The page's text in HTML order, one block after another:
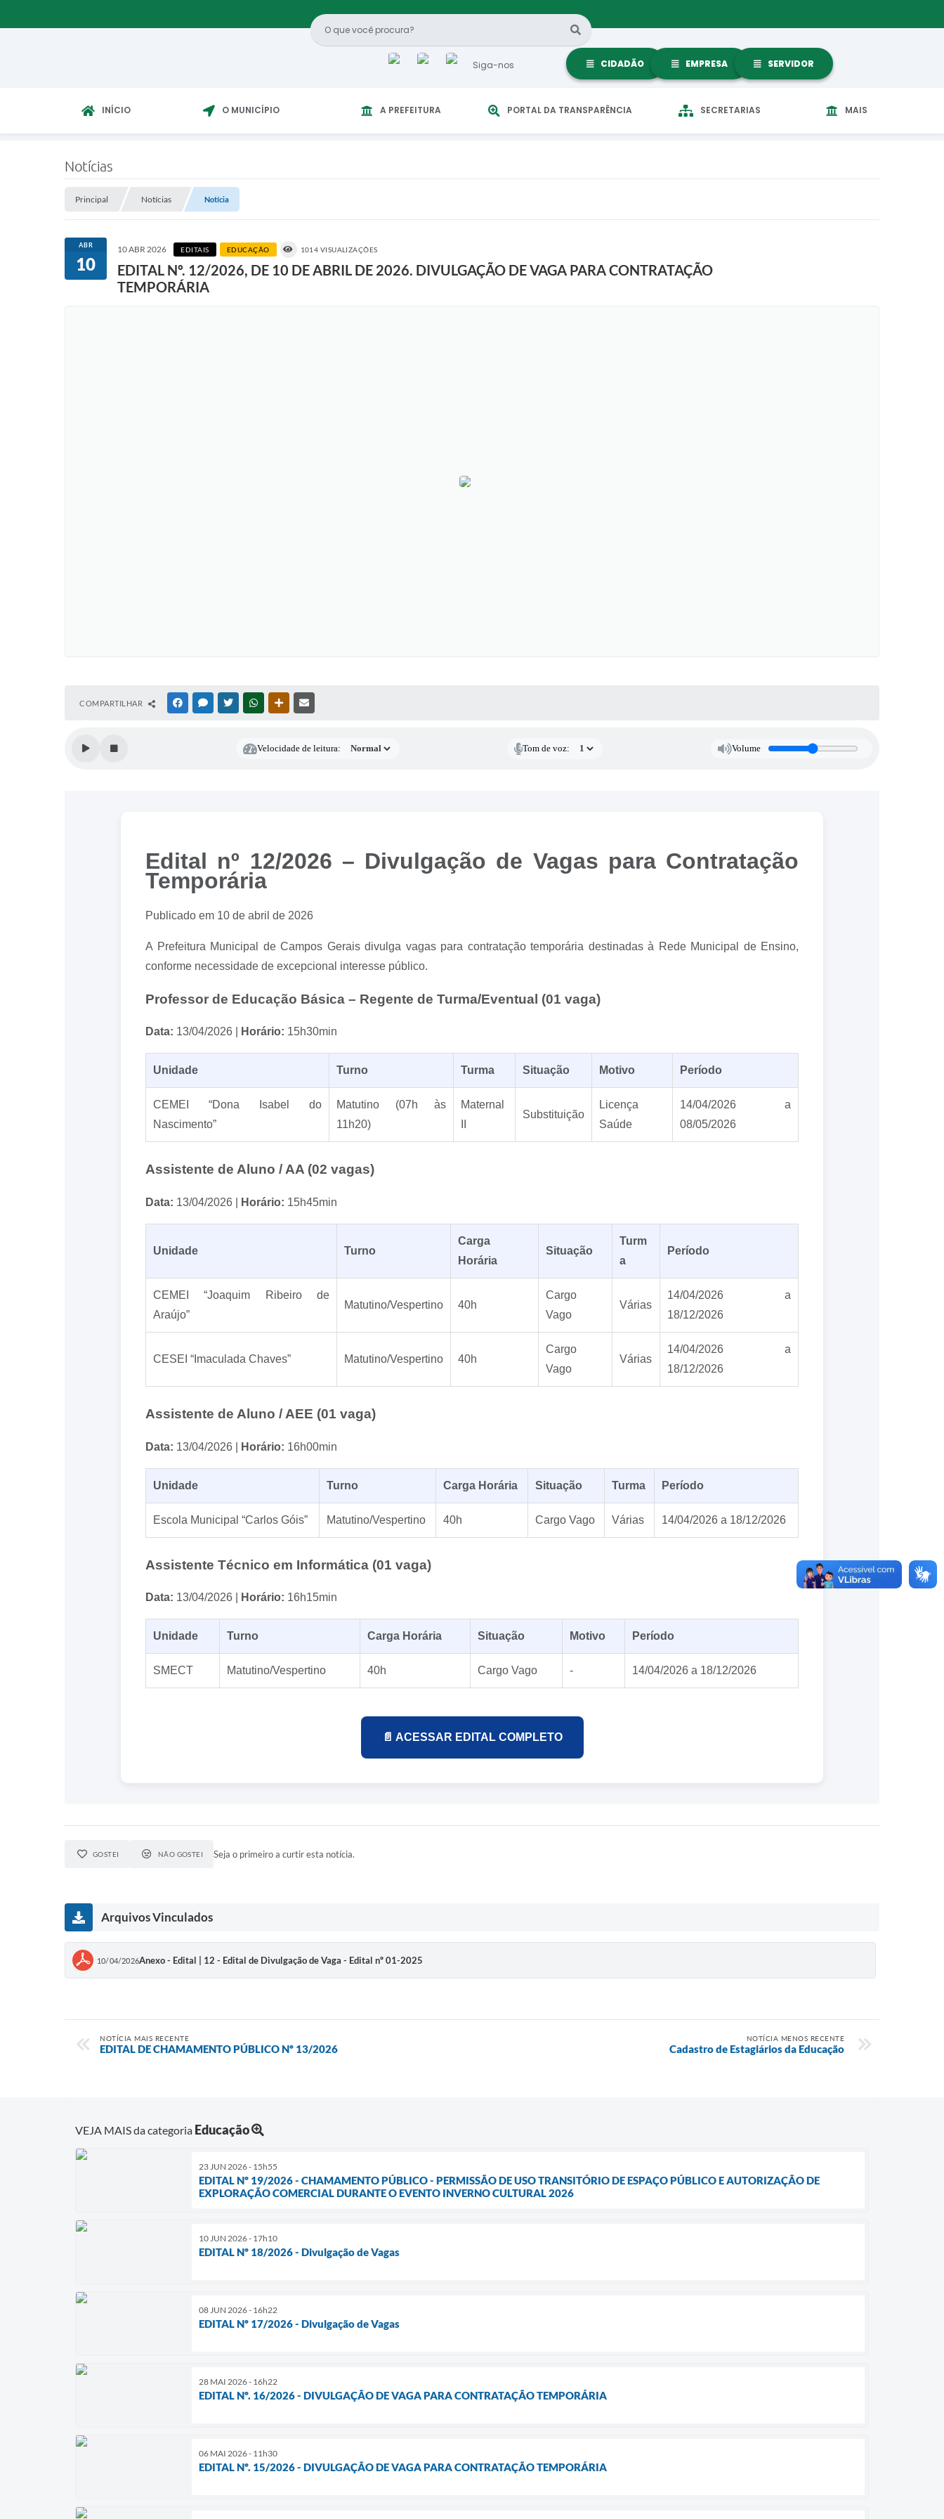
Siga-nos CIDADÃO EMPRESA SERVIDOR
INÍCIO O MUNICÍPIO A PREFEITURA PORTAL DA TRANSPARÊNCIA SECRETARIAS MAIS
Notícias
Principal Notícias Notícia
ABR
10
10 ABR 2026 EDITAIS EDUCAÇÃO 1014 VISUALIZAÇÕES
EDITAL Nº. 12/2026, DE 10 DE ABRIL DE 2026. DIVULGAÇÃO DE VAGA PARA CONTRATAÇÃO
TEMPORÁRIA
COMPARTILHAR FACEBOOKMESSENGER
TWITTERWHATSAPPOUTRAS MÍDIAS
Velocidade de leitura: Tom de voz: Volume
Edital nº 12/2026 – Divulgação de Vagas para Contratação
Temporária
Publicado em 10 de abril de 2026
A Prefeitura Municipal de Campos Gerais divulga vagas para contratação temporária destinadas à Rede Municipal de Ensino,
conforme necessidade de excepcional interesse público.
Professor de Educação Básica – Regente de Turma/Eventual (01 vaga)
Data: 13/04/2026 | Horário: 15h30min
Unidade Turno Turma Situação Motivo Período
CEMEI “Dona Isabel do
Nascimento”
Matutino (07h às
11h20)
Maternal
Substituição
Licença
Saúde
14/04/2026 a
08/05/2026
Assistente de Aluno / AA (02 vagas)
Data: 13/04/2026 | Horário: 15h45min
Unidade Turno
Carga
Horária
Situação
Turm
a
Período
CEMEI “Joaquim Ribeiro de
Araújo”
Matutino/Vespertino 40h
Cargo
Vago
Várias
14/04/2026 a
18/12/2026
CESEI “Imaculada Chaves” Matutino/Vespertino 40h
Cargo
Vago
Várias
14/04/2026 a
18/12/2026
Assistente de Aluno / AEE (01 vaga)
Data: 13/04/2026 | Horário: 16h00min
Unidade Turno Carga Horária Situação Turma Período
Escola Municipal “Carlos Góis” Matutino/Vespertino 40h Cargo Vago Várias 14/04/2026 a 18/12/2026
Assistente Técnico em Informática (01 vaga)
Data: 13/04/2026 | Horário: 16h15min
Unidade Turno Carga Horária Situação Motivo Período
SMECT Matutino/Vespertino 40h Cargo Vago - 14/04/2026 a 18/12/2026
📄 ACESSAR EDITAL COMPLETO
GOSTEI NÃO GOSTEI Seja o primeiro a curtir esta notícia.
Arquivos Vinculados
10/04/2026Anexo - Edital | 12 - Edital de Divulgação de Vaga - Edital nº 01-2025
NOTÍCIA MAIS RECENTE
EDITAL DE CHAMAMENTO PÚBLICO Nº 13/2026
NOTÍCIA MENOS RECENTE
Cadastro de Estagiários da Educação
VEJA MAIS da categoria Educação
23 JUN 2026 - 15h55
EDITAL Nº 19/2026 - CHAMAMENTO PÚBLICO - PERMISSÃO DE USO TRANSITÓRIO DE ESPAÇO PÚBLICO E AUTORIZAÇÃO DE
EXPLORAÇÃO COMERCIAL DURANTE O EVENTO INVERNO CULTURAL 2026
10 JUN 2026 - 17h10
EDITAL Nº 18/2026 - Divulgação de Vagas
08 JUN 2026 - 16h22
EDITAL Nº 17/2026 - Divulgação de Vagas
28 MAI 2026 - 16h22
EDITAL Nº. 16/2026 - DIVULGAÇÃO DE VAGA PARA CONTRATAÇÃO TEMPORÁRIA
06 MAI 2026 - 11h30
EDITAL Nº. 15/2026 - DIVULGAÇÃO DE VAGA PARA CONTRATAÇÃO TEMPORÁRIA